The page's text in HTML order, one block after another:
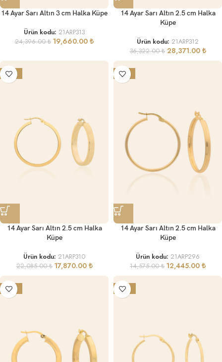
14 Ayar Sarı Altın 3 cm Halka Küpe
Ürün kodu: 21ARP313
24,396.00₺ 19,660.00 ₺
14 Ayar Sarı Altın 2.5 cm Halka
Küpe
Ürün kodu: 21ARP312
36,322.00₺ 28,371.00 ₺
-19%
14 Ayar Sarı Altın 2.5 cm Halka
Küpe
Ürün kodu: 21ARP310
22,085.00₺ 17,870.00 ₺
-15%
14 Ayar Sarı Altın 2.5 cm Halka
Küpe
Ürün kodu: 21ARP296
14,575.00₺ 12,445.00 ₺
-21% -13%